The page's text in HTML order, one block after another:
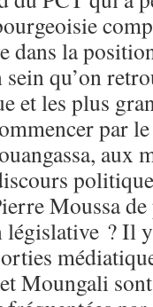
dans la
sein qu’on
et les plus
par
aux
Moussa de
législative ? Il
Moungali